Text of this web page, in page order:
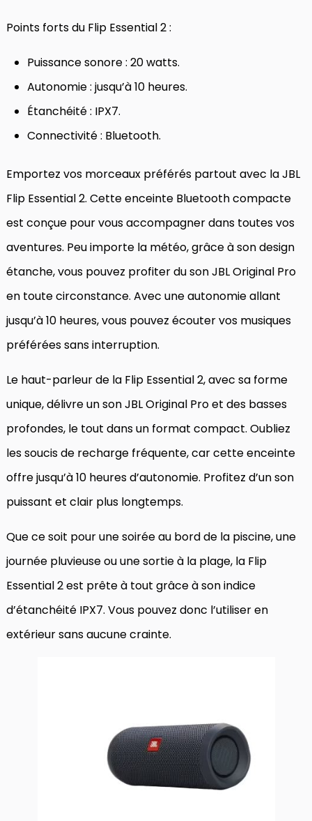
Points forts du Flip Essential 2 :
Puissance sonore : 20 watts.
Autonomie : jusqu’à 10 heures.
Étanchéité : IPX7.
Connectivité : Bluetooth.
Emportez vos morceaux préférés partout avec la JBL
Flip Essential 2. Cette enceinte Bluetooth compacte
est conçue pour vous accompagner dans toutes vos
aventures. Peu importe la météo, grâce à son design
étanche, vous pouvez profiter du son JBL Original Pro
en toute circonstance. Avec une autonomie allant
jusqu’à 10 heures, vous pouvez écouter vos musiques
préférées sans interruption.
Le haut-parleur de la Flip Essential 2, avec sa forme
unique, délivre un son JBL Original Pro et des basses
profondes, le tout dans un format compact. Oubliez
les soucis de recharge fréquente, car cette enceinte
offre jusqu’à 10 heures d’autonomie. Profitez d’un son
puissant et clair plus longtemps.
Que ce soit pour une soirée au bord de la piscine, une
journée pluvieuse ou une sortie à la plage, la Flip
Essential 2 est prête à tout grâce à son indice
d’étanchéité IPX7. Vous pouvez donc l’utiliser en
extérieur sans aucune crainte.